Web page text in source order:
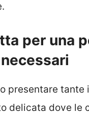
per una
presentare
delicata dove